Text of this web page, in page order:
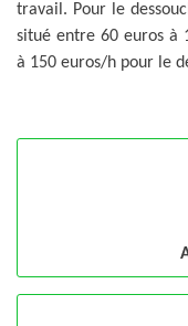
travail. Pour le
situé entre 60 euros à
à 150 euros/h pour le